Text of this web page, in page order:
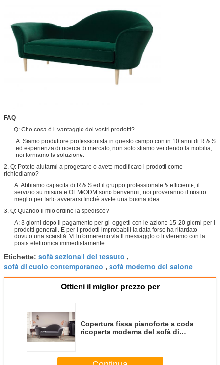
FAQ
Q: Che cosa è il vantaggio dei vostri prodotti?
A: Siamo produttore professionista in questo campo con in 10 anni di R & S
ed esperienza di ricerca di mercato, non solo stiamo vendendo la mobilia,
noi forniamo la soluzione.
2. Q: Potete aiutarmi a progettare o avete modificato i prodotti come
richiediamo?
A: Abbiamo capacità di R & S ed il gruppo professionale & efficiente, il
servizio su misura e OEM/ODM sono benvenuti, noi proveranno il nostro
meglio per farlo avverarsi finchè avete una buona idea.
3. Q: Quando il mio ordine la spedisce?
A: 3 giorni dopo il pagamento per gli oggetti con le azione 15-20 giorni per i
prodotti generali. E per i prodotti improbabili la data forse ha ritardato
dovuto una scarsità. Vi informeremo via il messaggio o invieremo con la
posta elettronica immediatamente.
Etichette: sofà sezionali del tessuto ,
sofà di cuoio contemporaneo , sofà moderno del salone
Ottieni il miglior prezzo per
Copertura fissa pianoforte a coda
ricoperta moderna del sofà di